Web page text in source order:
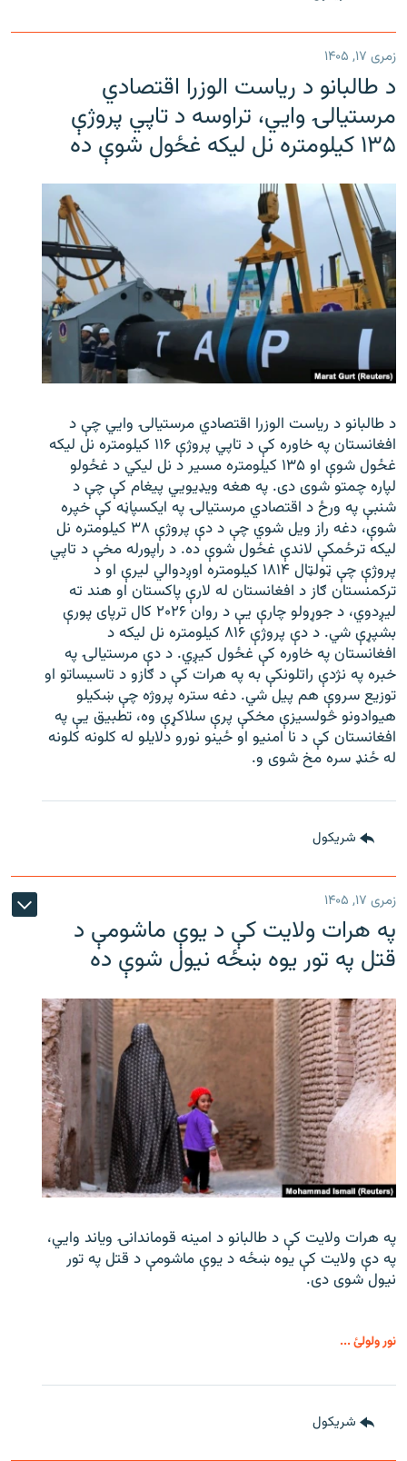
زمری ۱۷, ۱۴۰۵
د طالبانو د ریاست الوزرا اقتصادي
مرستیالۍ وایي، تراوسه د تاپي پروژې
۱۳۵ کیلومتره نل لیکه غځول شوې ده
د طالبانو د ریاست الوزرا اقتصادي مرستیالۍ وایي چې د
افغانستان په خاوره کې د تاپي پروژې ۱۱۶ کیلومتره نل لیکه
غځول شوې او ۱۳۵ کیلومتره مسیر د نل لیکي د غځولو
لپاره چمتو شوی دی. په هغه ویډیویي پیغام کې چې د
شنبې په ورځ د اقتصادي مرستیالۍ په ایکسپاڼه کې خپره
شوې، دغه راز ویل شوي چې د دې پروژې ۳۸ کیلومتره نل
لیکه ترځمکې لاندې غځول شوې ده. د راپورله مخې د تاپي
پروژې چې ټولټال ۱۸۱۴ کیلومتره اوږدوالي لیرې او د
ترکمنستان ګاز د افغانستان له لارې پاکستان او هند ته
لیږدوي، د جوړولو چارې یې د روان ۲۰۲۶ کال ترپای پورې
بشپړې شي. د دې پروژې ۸۱۶ کیلومتره نل لیکه د
افغانستان په خاوره کې غځول کیږي. د دې مرستیالۍ په
خبره په نژدې راتلونکې به په هرات کې د ګازو د تاسیساتو او
توزیع سروې هم پیل شي. دغه ستره پروژه چې ښکیلو
هیوادونو څولسیزې مخکې پرې سلاکړې وه، تطبیق یې په
افغانستان کې د نا امنیو او ځینو نورو دلایلو له کلونه کلونه
له ځنډ سره مخ شوی و.
شريکول
زمری ۱۷, ۱۴۰۵
په هرات ولایت کې د یوې ماشومې د
قتل په تور یوه ښځه نیول شوې ده
په هرات ولایت کې د طالبانو د امینه قوماندانۍ ویاند وايي،
په دې ولایت کې یوه ښځه د یوې ماشومې د قتل په تور
نیول شوی دی.
نور ولولئ ...
شريکول